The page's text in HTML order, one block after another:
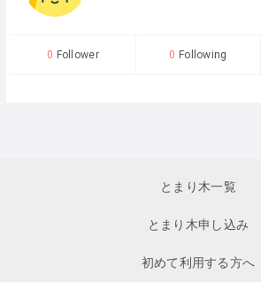
0 Follower 0 Following
とまり木一覧
とまり木申し込み
初めて利用する方へ